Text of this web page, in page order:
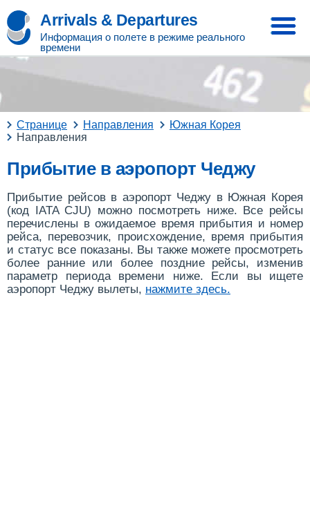
Arrivals & Departures
Информация о полете в режиме реального
времени
Странице Направления
Южная Корея
Направления
Прибытие в аэропорт Чеджу
Прибытие рейсов в аэропорт Чеджу в Южная Корея
(код IATA CJU) можно посмотреть ниже. Все рейсы
перечислены в ожидаемое время прибытия и номер
рейса, перевозчик, происхождение, время прибытия
и статус все показаны. Вы также можете просмотреть
более ранние или более поздние рейсы, изменив
параметр периода времени ниже. Если вы ищете
аэропорт Чеджу вылеты, нажмите здесь.